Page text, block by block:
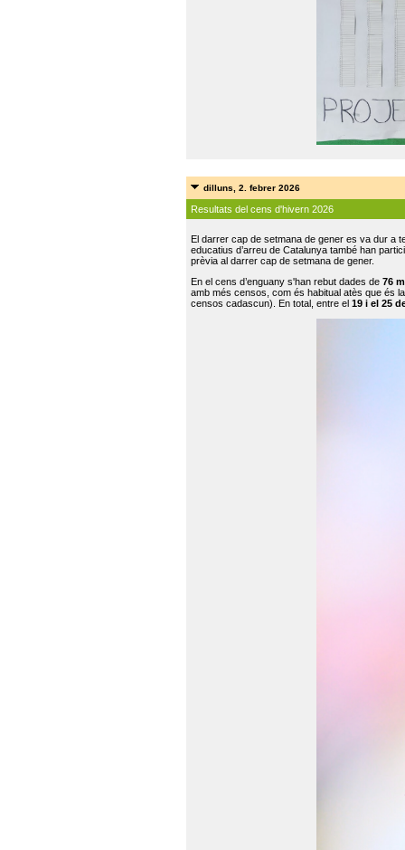
dilluns, 2. febrer 2026
Resultats del cens d'hivern 2026
El darrer cap de setmana de gener es va dur a
educatius d’arreu de Catalunya també han
prèvia al darrer cap de setmana de gener.
En el cens d’enguany s'han rebut dades de 76
amb més censos, com és habitual atès que és
censos cadascun). En total, entre el 19 i el 25